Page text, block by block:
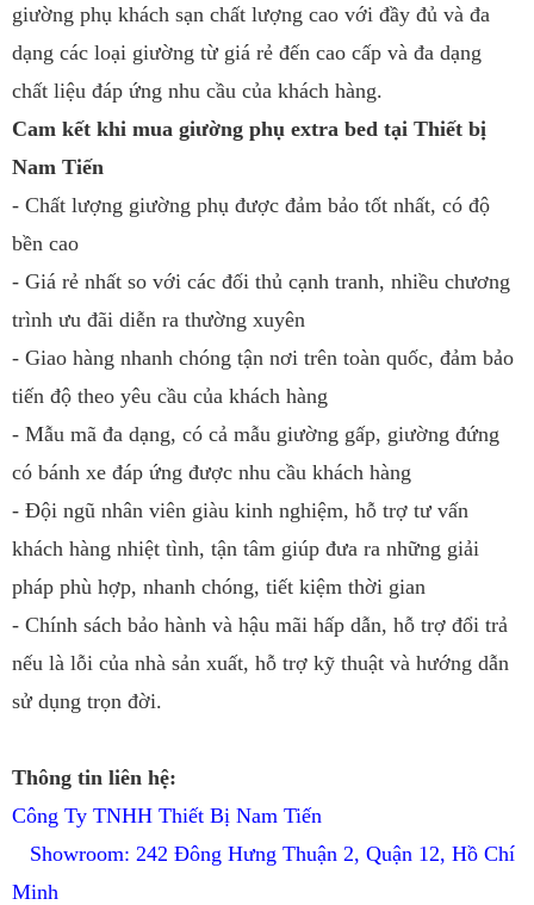
giường phụ khách sạn chất lượng cao với đầy đủ và đa
dạng các loại giường từ giá rẻ đến cao cấp và đa dạng
chất liệu đáp ứng nhu cầu của khách hàng.
Cam kết khi mua giường phụ extra bed tại Thiết bị
Nam Tiến
- Chất lượng giường phụ được đảm bảo tốt nhất, có độ
bền cao
- Giá rẻ nhất so với các đối thủ cạnh tranh, nhiều chương
trình ưu đãi diễn ra thường xuyên
- Giao hàng nhanh chóng tận nơi trên toàn quốc, đảm bảo
tiến độ theo yêu cầu của khách hàng
- Mẫu mã đa dạng, có cả mẫu giường gấp, giường đứng
có bánh xe đáp ứng được nhu cầu khách hàng
- Đội ngũ nhân viên giàu kinh nghiệm, hỗ trợ tư vấn
khách hàng nhiệt tình, tận tâm giúp đưa ra những giải
pháp phù hợp, nhanh chóng, tiết kiệm thời gian
- Chính sách bảo hành và hậu mãi hấp dẫn, hỗ trợ đổi trả
nếu là lỗi của nhà sản xuất, hỗ trợ kỹ thuật và hướng dẫn
sử dụng trọn đời.
Thông tin liên hệ:
Công Ty TNHH Thiết Bị Nam Tiến
Showroom: 242 Đông Hưng Thuận 2, Quận 12, Hồ Chí
Minh